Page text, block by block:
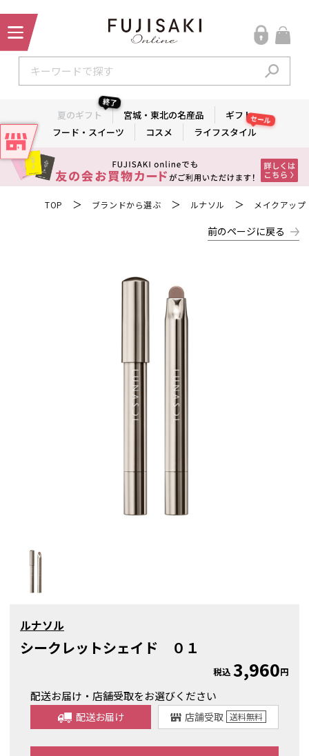
夏のギフト
終了
宮城・東北の名産品
ギフト
フード・スイーツ
コスメ ライフスタイル
セール
TOP ＞ ブランドから選ぶ ＞ ルナソル ＞ メイクアップ
前のページに戻る
ルナソル
シークレットシェイド ０１
税込3,960円
配送お届け・店舗受取をお選びください
配送お届け 店舗受取 送料無料